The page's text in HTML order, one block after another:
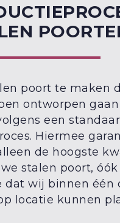
poort te maken
ontworpen
een
Hiermee
de hoogste
stalen poort, óók
dat wij binnen één
locatie kunnen